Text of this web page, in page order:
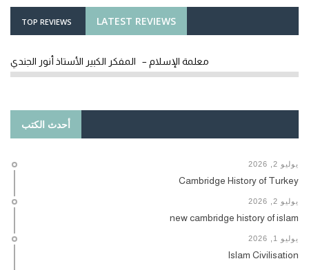
LATEST REVIEWS
TOP REVIEWS
معلمة الإسلام – المفكر الكبير الأستاذ أنور الجندي
أحدث الكتب
يوليو 2, 2026
Cambridge History of Turkey
يوليو 2, 2026
new cambridge history of islam
يوليو 1, 2026
Islam Civilisation